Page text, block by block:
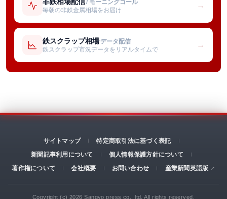
/ モーニングコール
毎朝の非鉄金属相場をお届け
→
鉄スクラップ相場 データ配信
鉄スクラップ市況データをリアルタイムで
→
サイトマップ
特定商取引法に基づく表記
新聞記事利用について
個人情報保護方針について
著作権について
会社概要 お問い合わせ 産業新聞英語版
Copyright (c) 2026 Sangyo press co., ltd. All rights reserved.